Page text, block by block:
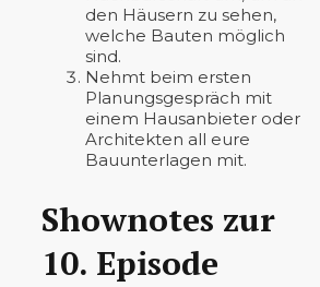
den Häusern zu sehen,
welche Bauten möglich
sind.
Nehmt beim ersten
Planungsgespräch mit
einem Hausanbieter oder
Architekten all eure
Bauunterlagen mit.
Shownotes zur
10. Episode